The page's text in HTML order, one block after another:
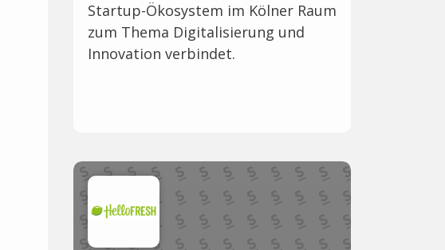
Startup-Ökosystem im Kölner Raum
zum Thema Digitalisierung und
Innovation verbindet.